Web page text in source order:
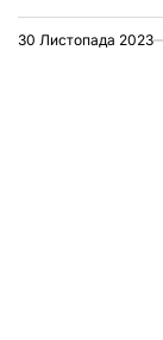
30 Листопада 2023